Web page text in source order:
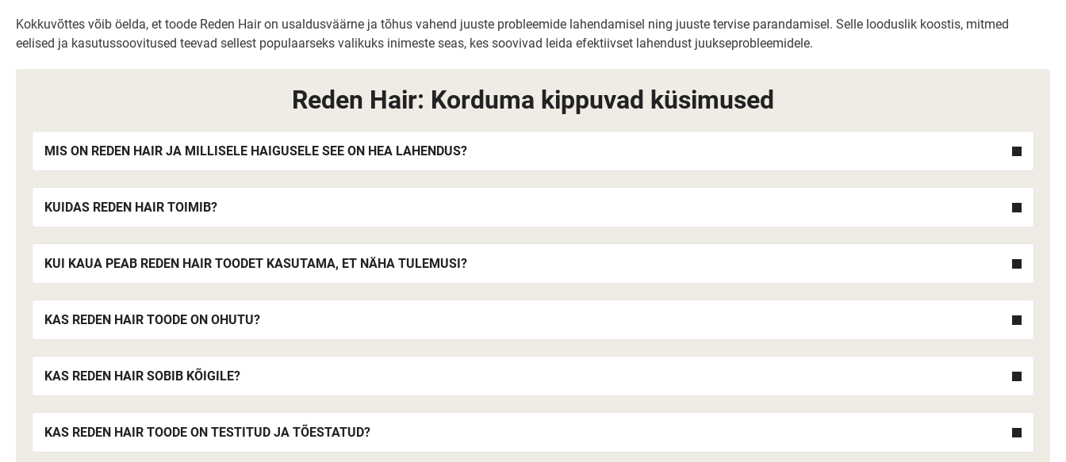
Kokkuvõttes võib öelda, et toode Reden Hair on usaldusväärne ja tõhus vahend juuste probleemide lahendamisel ning juuste tervise parandamisel. Selle looduslik koostis, mitmed
eelised ja kasutussoovitused teevad sellest populaarseks valikuks inimeste seas, kes soovivad leida efektiivset lahendust juukseprobleemidele.
Reden Hair: Korduma kippuvad küsimused
MIS ON REDEN HAIR JA MILLISELE HAIGUSELE SEE ON HEA LAHENDUS?
KUIDAS REDEN HAIR TOIMIB?
KUI KAUA PEAB REDEN HAIR TOODET KASUTAMA, ET NÄHA TULEMUSI?
KAS REDEN HAIR TOODE ON OHUTU?
KAS REDEN HAIR SOBIB KÕIGILE?
KAS REDEN HAIR TOODE ON TESTITUD JA TÕESTATUD?